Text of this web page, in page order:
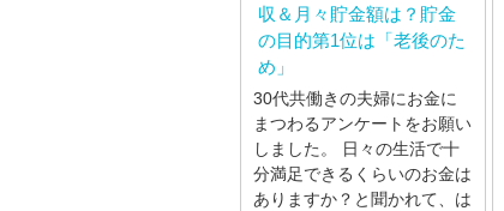
収＆月々貯金額は？貯金
の目的第1位は「老後のた
め」
30代共働きの夫婦にお金に
まつわるアンケートをお願い
しました。 日々の生活で十
分満足できるくらいのお金は
ありますか？と聞かれて、は